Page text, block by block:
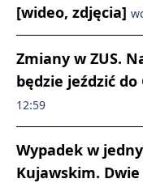
[wideo, zdjęcia]
Zmiany w ZUS.
będzie jeździć
12:59
Wypadek w
Kujawskim.